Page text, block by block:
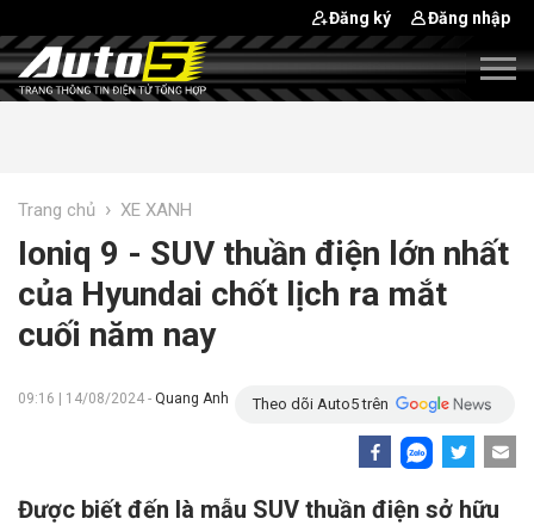
Đăng ký Đăng nhập
Trang chủ › XE XANH
Ioniq 9 - SUV thuần điện lớn nhất
của Hyundai chốt lịch ra mắt
cuối năm nay
09:16 | 14/08/2024 - Quang Anh Theo dõi Auto5 trên
Được biết đến là mẫu SUV thuần điện sở hữu